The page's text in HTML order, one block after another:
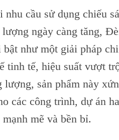
cầu sử dụng chiếu
ngày càng tăng,
như một giải pháp
tinh tế, hiệu suất vượt
lượng, sản phẩm này
các công trình, dự án
mẽ và bền bỉ.